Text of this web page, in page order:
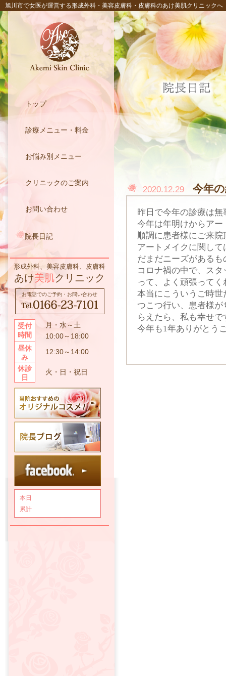
旭川市で女医が運営する形成外科・美容皮膚科・皮膚科のあけ美肌クリニックへ
トップ
診療メニュー・料金
お悩み別メニュー
クリニックのご案内
お問い合わせ
院長日記
形成外科、美容皮膚科、皮膚科
あけ美肌クリニック
お電話でのご予約・お問い合わせ
受付
時間
月・水～土
10:00～18:00
昼休
み
12:30～14:00
休診
日
火・日・祝日
本日
累計
2020.12.29 今年
昨日で今年の診療は
今年は年明けからア
順調に患者様にご来
アートメイクに関し
だまだニーズがある
コロナ禍の中で、ス
って、よく頑張ってく
本当にこういうご時
つこつ行い、患者様
らえたら、私も幸せで
今年も1年ありがとう